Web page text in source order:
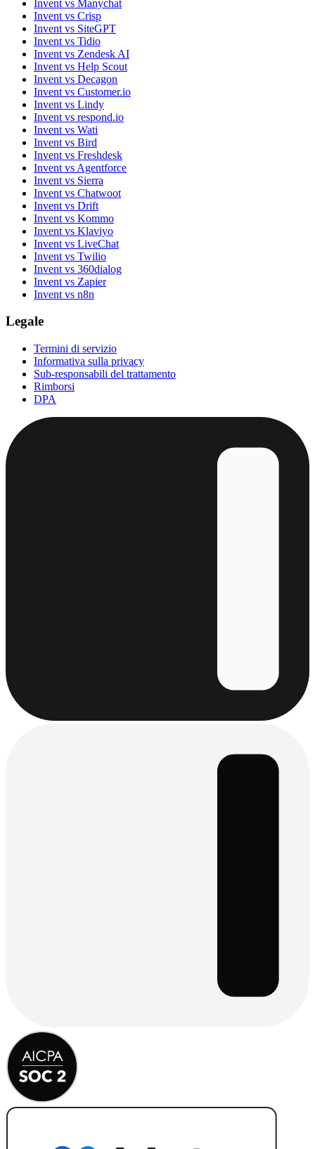
Invent vs Manychat
Invent vs Crisp
Invent vs SiteGPT
Invent vs Tidio
Invent vs Zendesk AI
Invent vs Help Scout
Invent vs Decagon
Invent vs Customer.io
Invent vs Lindy
Invent vs respond.io
Invent vs Wati
Invent vs Bird
Invent vs Freshdesk
Invent vs Agentforce
Invent vs Sierra
Invent vs Chatwoot
Invent vs Drift
Invent vs Kommo
Invent vs Klaviyo
Invent vs LiveChat
Invent vs Twilio
Invent vs 360dialog
Invent vs Zapier
Invent vs n8n
Legale
Termini di servizio
Informativa sulla privacy
Sub-responsabili del trattamento
Rimborsi
DPA